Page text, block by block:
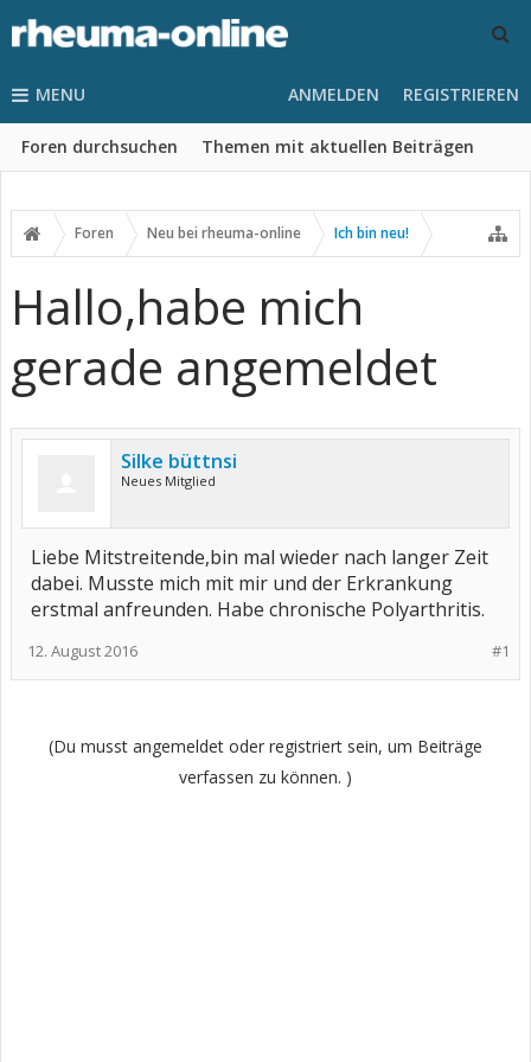
MENU
Foren durchsuchen Themen mit aktuellen Beiträgen
ANMELDEN REGISTRIEREN
Foren Neu bei rheuma-online Ich bin neu!
Hallo,habe mich
gerade angemeldet
Silke büttnsi
Neues Mitglied
Liebe Mitstreitende,bin mal wieder nach langer Zeit
dabei. Musste mich mit mir und der Erkrankung
erstmal anfreunden. Habe chronische Polyarthritis.
#1
12. August 2016
(Du musst angemeldet oder registriert sein, um Beiträge
verfassen zu können. )